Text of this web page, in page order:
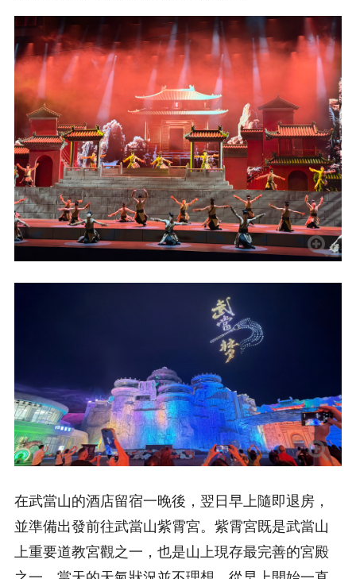
在武當山的酒店留宿一晚後，翌日早上隨即退房，
並準備出發前往武當山紫霄宮。紫霄宮既是武當山
上重要道教宮觀之一，也是山上現存最完善的宮殿